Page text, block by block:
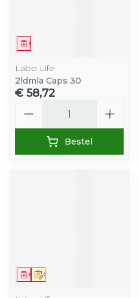
Geneesmiddel
Labo Life
2ldmla Caps 30
€ 58,72
Bestel
Op voorschrift
Geneesmiddel